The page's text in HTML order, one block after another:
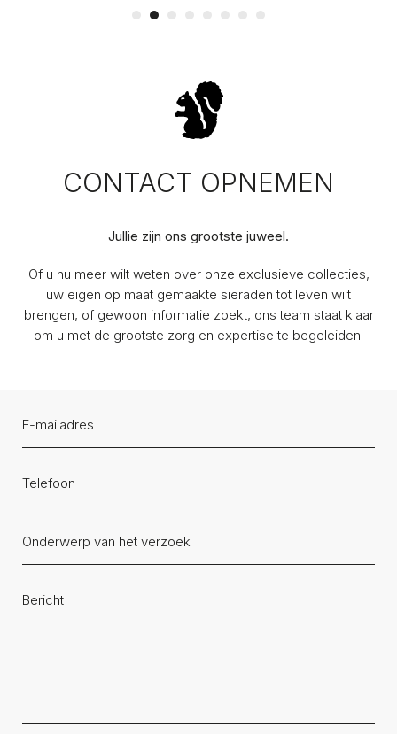
CONTACT OPNEMEN
Jullie zijn ons grootste juweel.
Of u nu meer wilt weten over onze exclusieve collecties,
uw eigen op maat gemaakte sieraden tot leven wilt
brengen, of gewoon informatie zoekt, ons team staat klaar
om u met de grootste zorg en expertise te begeleiden.